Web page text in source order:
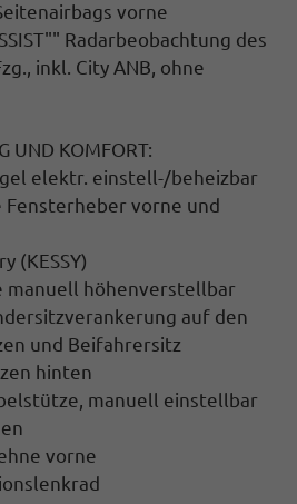
vorne
Radarbeobachtung des
inkl. City ANB, ohne
UND KOMFORT:
elektr. einstell-/beheizbar
Fensterheber vorne und
(KESSY)
manuell höhenverstellbar
auf den
und Beifahrersitz
hinten
manuell einstellbar
vorne